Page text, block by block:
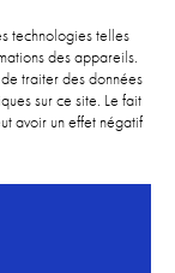
technologies telles
des appareils.
traiter des données
sur ce site. Le fait
avoir un effet négatif